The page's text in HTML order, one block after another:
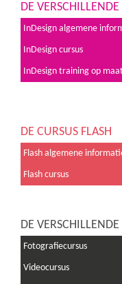
DE VERSCHILLENDE
InDesign algemene
InDesign cursus
InDesign training op
DE CURSUS FLASH
Flash algemene
Flash cursus
DE VERSCHILLENDE
Fotografiecursus
Videocursus